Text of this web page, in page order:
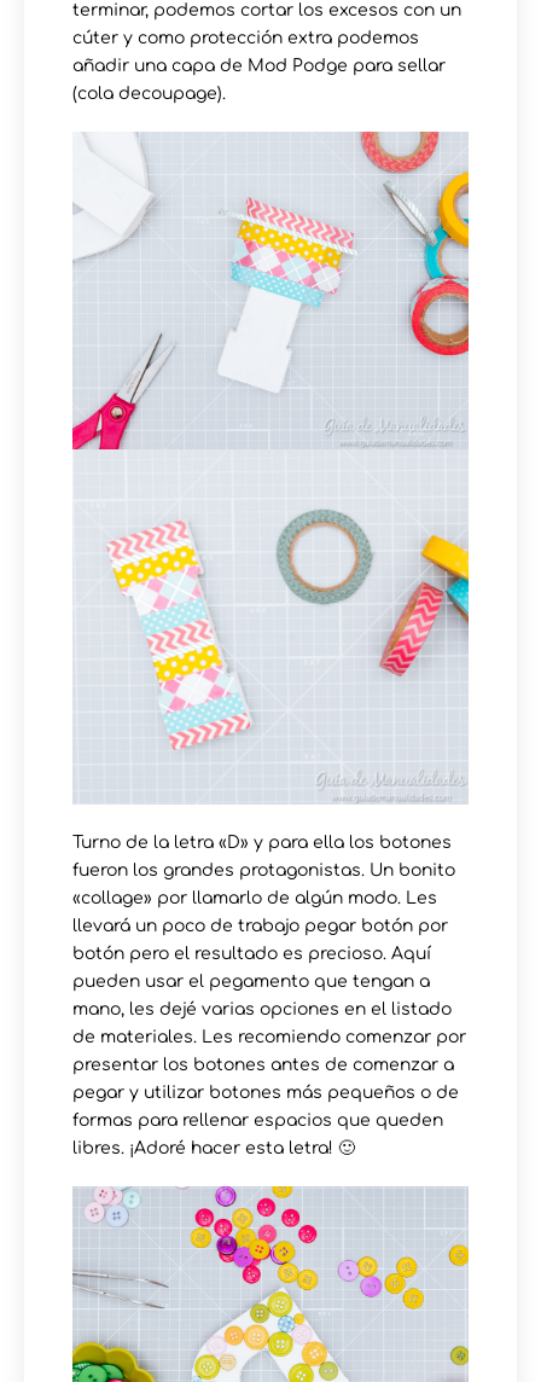
terminar, podemos cortar los excesos con un
cúter y como protección extra podemos
añadir una capa de Mod Podge para sellar
(cola decoupage).
Turno de la letra «D» y para ella los botones
fueron los grandes protagonistas. Un bonito
«collage» por llamarlo de algún modo. Les
llevará un poco de trabajo pegar botón por
botón pero el resultado es precioso. Aquí
pueden usar el pegamento que tengan a
mano, les dejé varias opciones en el listado
de materiales. Les recomiendo comenzar por
presentar los botones antes de comenzar a
pegar y utilizar botones más pequeños o de
formas para rellenar espacios que queden
libres. ¡Adoré hacer esta letra! 🙂